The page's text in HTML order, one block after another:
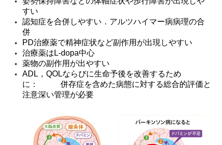
すい
認知症を合併しやすい．アルツハイマー病病理の合
併
PD治療薬で精神症状など副作用が出現しやすい
治療薬は L-dopa中心
薬物の副作用が出やすい
ADL ， QOLならびに生命予後を改善するため
に：
併存症を含めた病態に対する総合的評価と
注意深い管理が必要